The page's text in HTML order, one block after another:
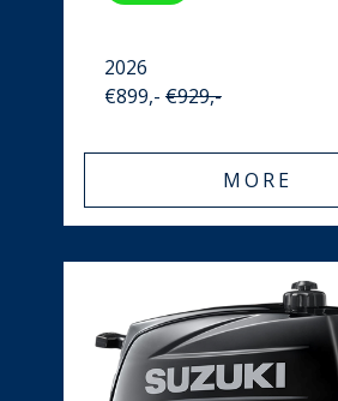
2026
€899,- €929,-
MORE